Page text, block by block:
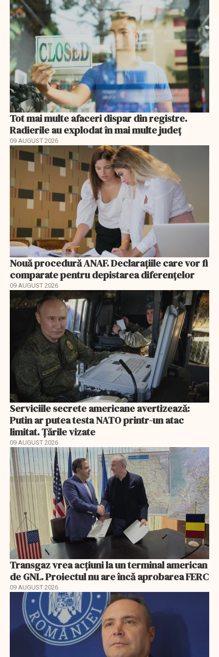
Tot mai multe afaceri dispar din registre.
Radierile au explodat în mai multe județ
09 AUGUST 2026
Nouă procedură ANAF. Declarațiile care vor fi
comparate pentru depistarea diferențelor
09 AUGUST 2026
Serviciile secrete americane avertizează:
Putin ar putea testa NATO printr-un atac
limitat. Țările vizate
09 AUGUST 2026
Transgaz vrea acțiuni la un terminal american
de GNL. Proiectul nu are încă aprobarea FERC
09 AUGUST 2026